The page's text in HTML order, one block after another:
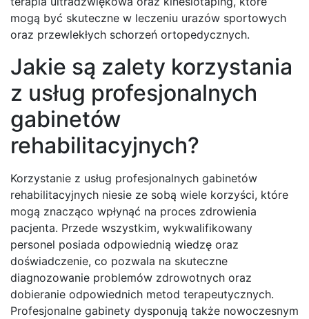
mogą być skuteczne w leczeniu urazów sportowych
oraz przewlekłych schorzeń ortopedycznych.
Jakie są zalety korzystania
z usług profesjonalnych
gabinetów
rehabilitacyjnych?
Korzystanie z usług profesjonalnych gabinetów
rehabilitacyjnych niesie ze sobą wiele korzyści, które
mogą znacząco wpłynąć na proces zdrowienia
pacjenta. Przede wszystkim, wykwalifikowany
personel posiada odpowiednią wiedzę oraz
doświadczenie, co pozwala na skuteczne
diagnozowanie problemów zdrowotnych oraz
dobieranie odpowiednich metod terapeutycznych.
Profesjonalne gabinety dysponują także nowoczesnym